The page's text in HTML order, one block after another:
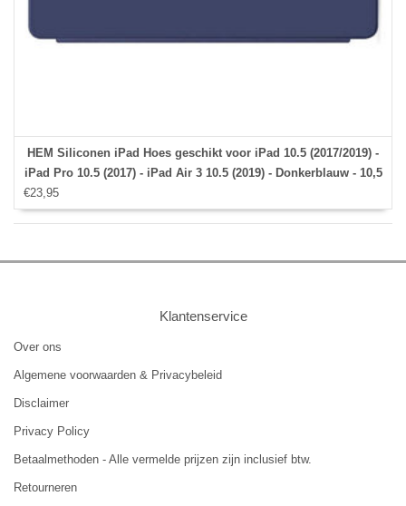
HEM Siliconen iPad Hoes geschikt voor iPad 10.5 (2017/2019) -
iPad Pro 10.5 (2017) - iPad Air 3 10.5 (2019) - Donkerblauw - 10,5
€23,95
Klantenservice
Over ons
Algemene voorwaarden & Privacybeleid
Disclaimer
Privacy Policy
Betaalmethoden - Alle vermelde prijzen zijn inclusief btw.
Retourneren